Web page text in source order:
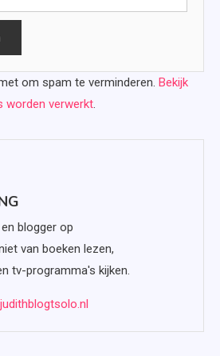
om spam te verminderen. Bekijk
worden verwerkt.
blogger op
van boeken lezen,
tv-programma's kijken.